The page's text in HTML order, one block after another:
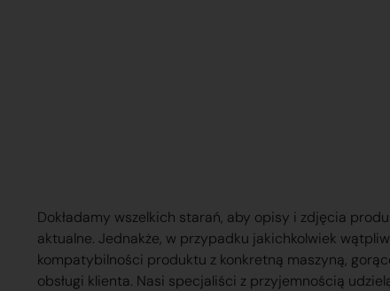
Dokładamy wszelkich starań, aby opisy i zdjęcia
aktualne. Jednakże, w przypadku jakichkolwiek
kompatybilności produktu z konkretną maszyną,
obsługi klienta. Nasi specjaliści z przyjemnością